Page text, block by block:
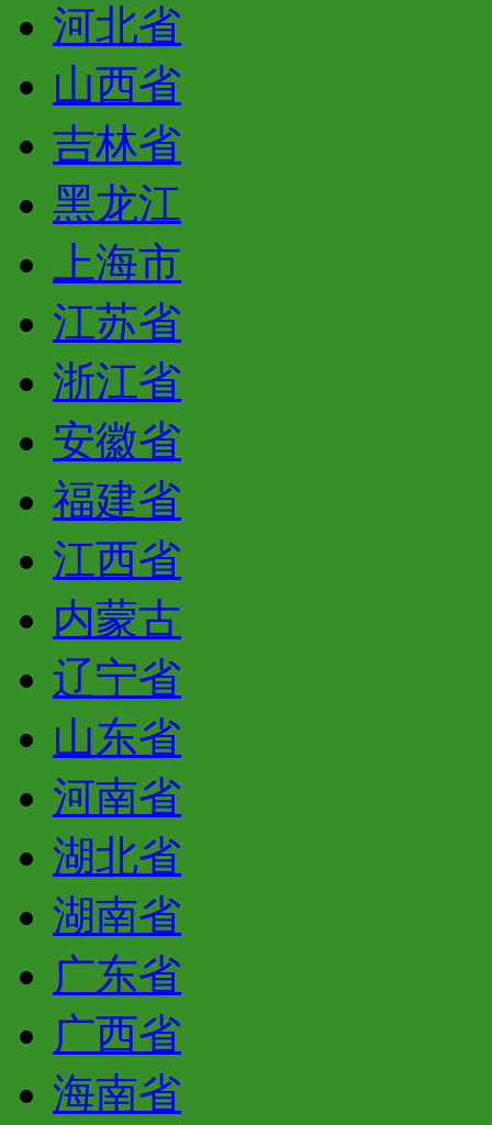
河北省
山西省
吉林省
黑龙江
上海市
江苏省
浙江省
安徽省
福建省
江西省
内蒙古
辽宁省
山东省
河南省
湖北省
湖南省
广东省
广西省
海南省